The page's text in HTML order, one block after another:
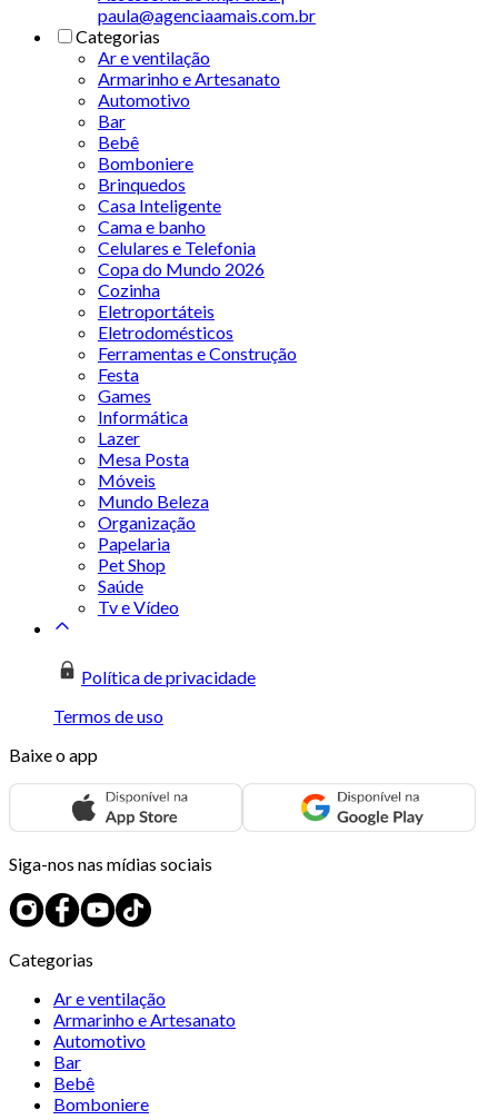
paula@agenciaamais.com.br
Categorias
Ar e ventilação
Armarinho e Artesanato
Automotivo
Bar
Bebê
Bomboniere
Brinquedos
Casa Inteligente
Cama e banho
Celulares e Telefonia
Copa do Mundo 2026
Cozinha
Eletroportáteis
Eletrodomésticos
Ferramentas e Construção
Festa
Games
Informática
Lazer
Mesa Posta
Móveis
Mundo Beleza
Organização
Papelaria
Pet Shop
Saúde
Tv e Vídeo
Política de privacidade
Termos de uso
Baixe o app
Siga-nos nas mídias sociais
Categorias
Ar e ventilação
Armarinho e Artesanato
Automotivo
Bar
Bebê
Bomboniere